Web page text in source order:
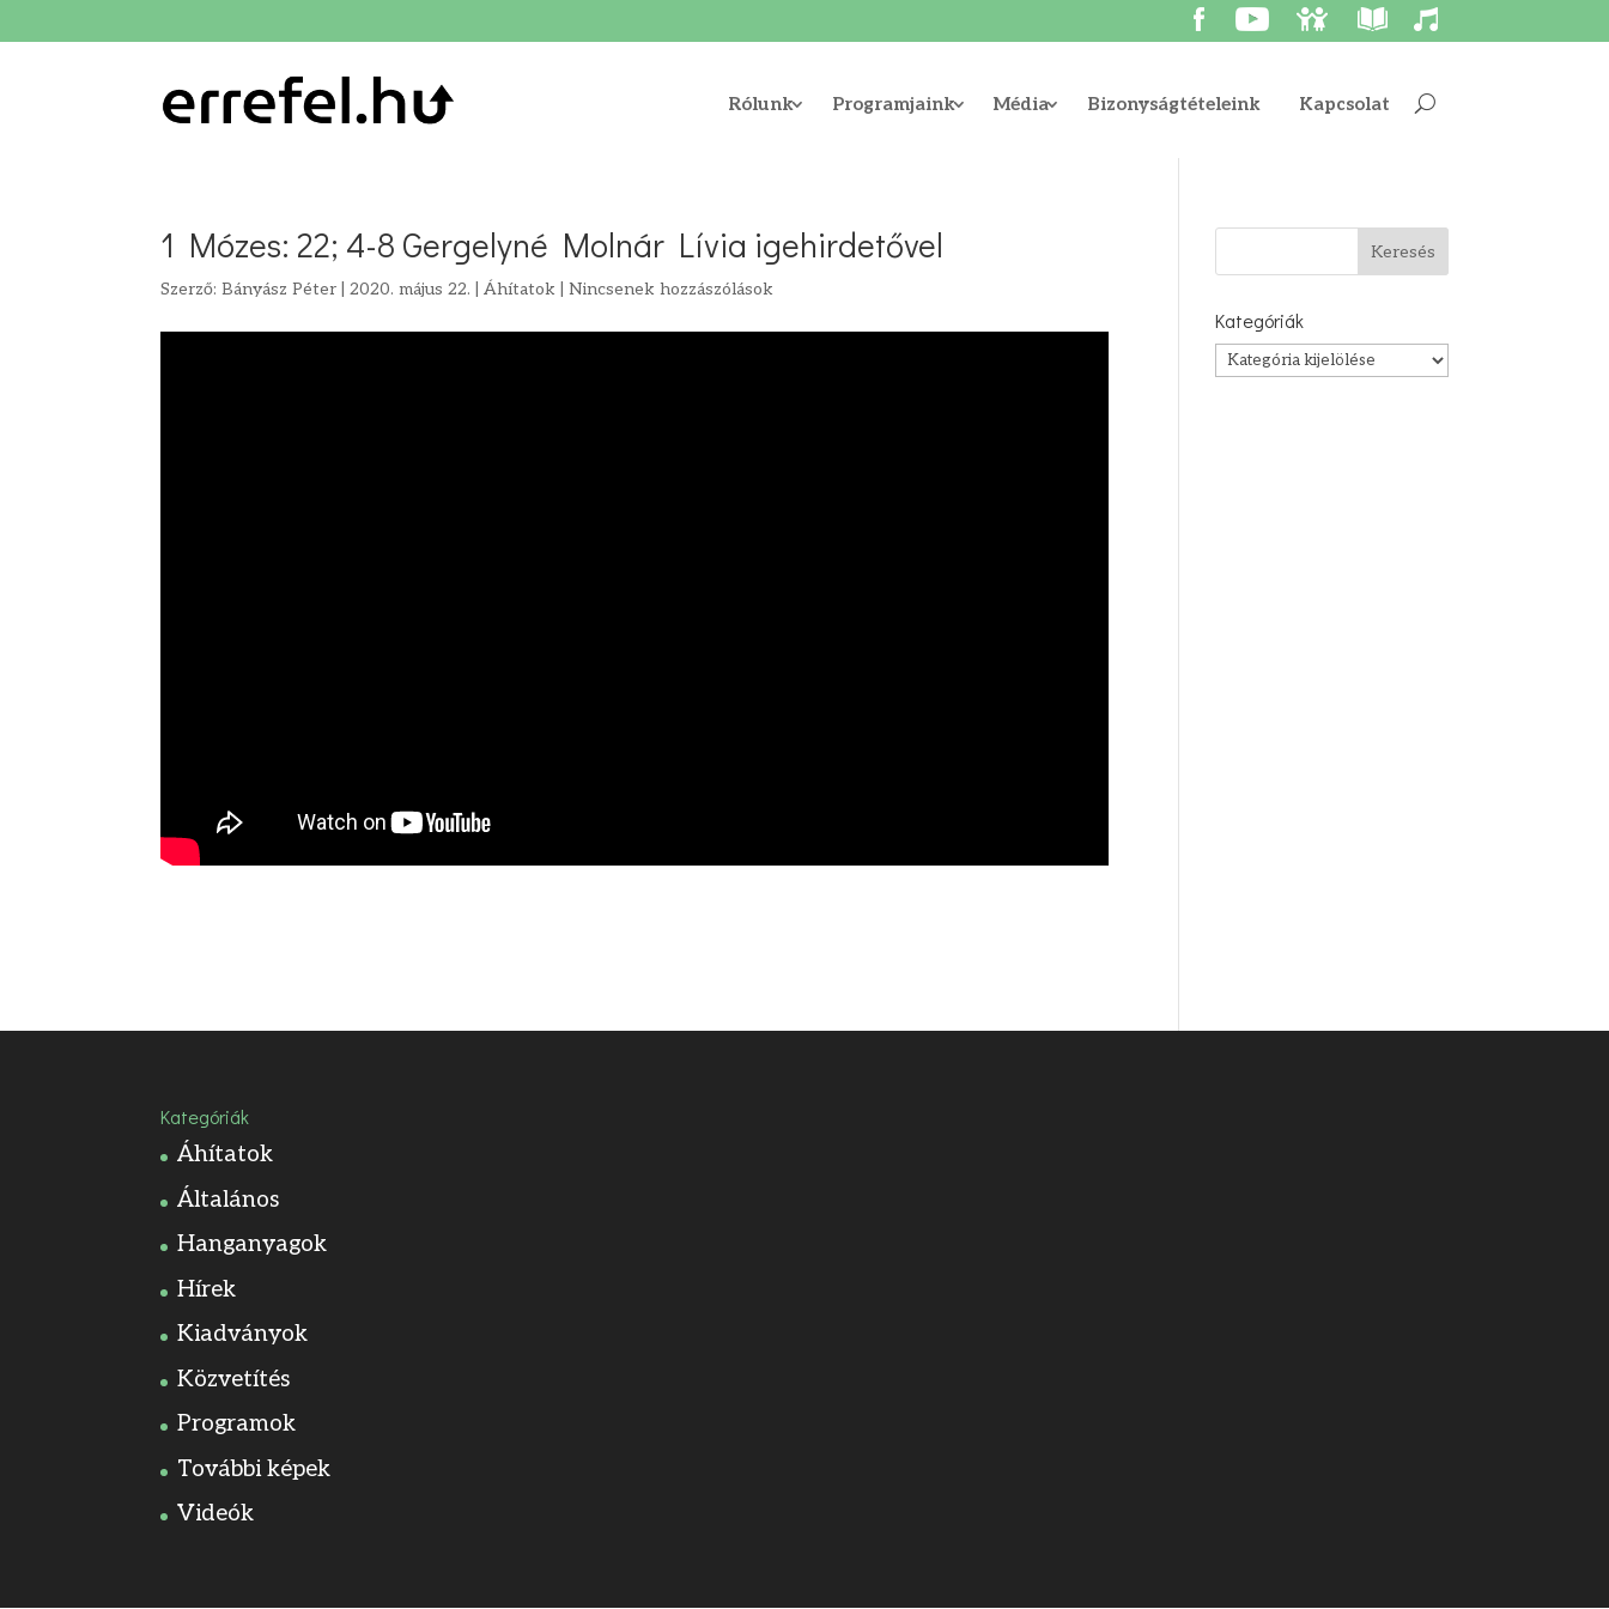
Rólunk Programjaink Média Bizonyságtételeink Kapcsolat
1 Mózes: 22; 4-8 Gergelyné Molnár Lívia igehirdetővel
Szerző:Bányász Péter |2020. május 22. |Áhítatok |Nincsenek hozzászólások
Kategóriák
Kategóriák
Kategóriák
Áhítatok
Általános
Hanganyagok
Hírek
Kiadványok
Közvetítés
Programok
További képek
Videók